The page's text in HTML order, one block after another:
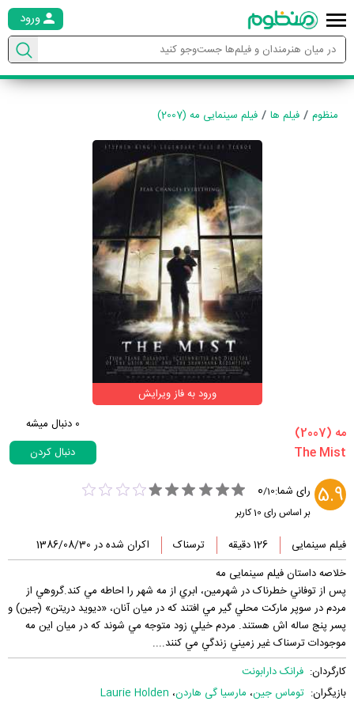
ورود
منظوم فیلم ها فیلم سینمایی مه (2007)
ورود به فاز ویرایش
‏مه‏ (2007)
0 دنبال میشه
دنبال کردن
5.9 رای شما: 0/10
بر اساس رای 10کاربر
فیلم سینمایی 126 دقیقه ترسناک
اکران شده در 1386/08/30
خلاصه داستان فیلم سینمایی مه
پس از توفاني خطرناک در شهرمين، ابري از مه شهر را احاطه مي کند.گروهي از
مردم در سوپر مارکت محلي گير مي افتند که در ميان آنان، «ديويد دريتن» (جين) و
پسر پنج ساله اش هستند. مردم خيلي زود متوجه مي شوند که در ميان اين مه
موجودات ترسناک غير زميني زندگي مي کنند....
کارگردان: فرانک دارابونت
بازیگران: توماس جین، مارسیا گی هاردن، Laurie Holden